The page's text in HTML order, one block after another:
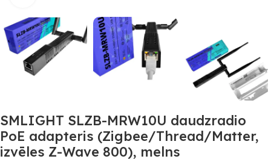
SMLIGHT SLZB-MRW10U daudzradio
PoE adapteris (Zigbee/Thread/Matter,
izvēles Z-Wave 800), melns